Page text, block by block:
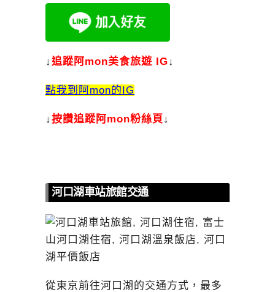
↓追蹤阿mon美食旅遊 IG↓
點我到阿mon的IG
↓按讚追蹤阿mon粉絲頁 ↓
河口湖車站旅館交通
從東京前往河口湖的交通方式，最多